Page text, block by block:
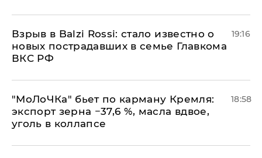
Взрыв в Balzi Rossi: стало известно о
новых пострадавших в семье Главкома
ВКС РФ
19:16
​"МоЛоЧКа" бьет по карману Кремля:
экспорт зерна −37,6 %, масла вдвое,
уголь в коллапсе
18:58